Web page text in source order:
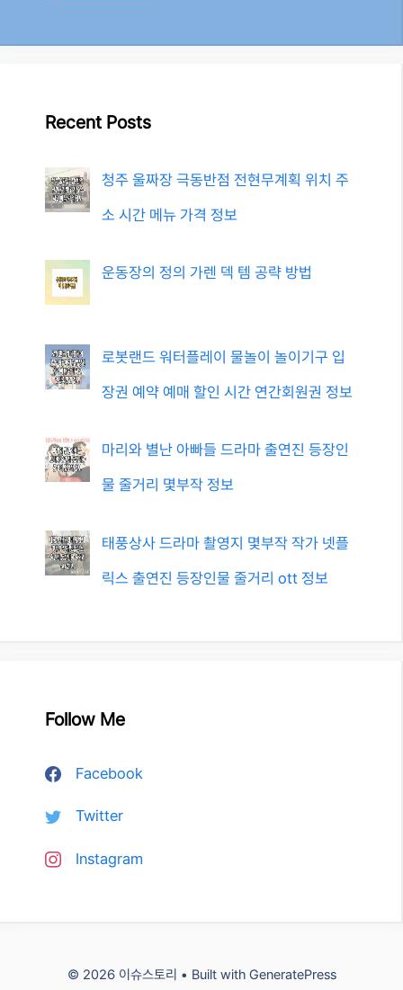
Recent Posts
청주 울짜장 극동반점 전현무계획 위치 주
소 시간 메뉴 가격 정보
운동장의 정의 가렌 덱 템 공략 방법
로봇랜드 워터플레이 물놀이 놀이기구 입
장권 예약 예매 할인 시간 연간회원권 정보
마리와 별난 아빠들 드라마 출연진 등장인
물 줄거리 몇부작 정보
태풍상사 드라마 촬영지 몇부작 작가 넷플
릭스 출연진 등장인물 줄거리 ott 정보
Follow Me
Facebook
Twitter
Instagram
© 2026 이슈스토리 • Built with GeneratePress